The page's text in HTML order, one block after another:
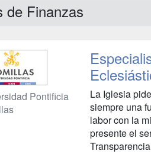
de Finanzas
Pontificia
La Iglesia
siempre una
labor con la
presente el